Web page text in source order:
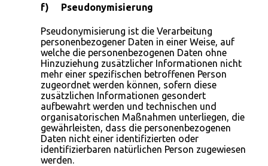
f) Pseudonymisierung
Pseudonymisierung ist die Verarbeitung
personenbezogener Daten in einer Weise, auf
welche die personenbezogenen Daten ohne
Hinzuziehung zusätzlicher Informationen nicht
mehr einer spezifischen betroffenen Person
zugeordnet werden können, sofern diese
zusätzlichen Informationen gesondert
aufbewahrt werden und technischen und
organisatorischen Maßnahmen unterliegen, die
gewährleisten, dass die personenbezogenen
Daten nicht einer identifizierten oder
identifizierbaren natürlichen Person zugewiesen
werden.